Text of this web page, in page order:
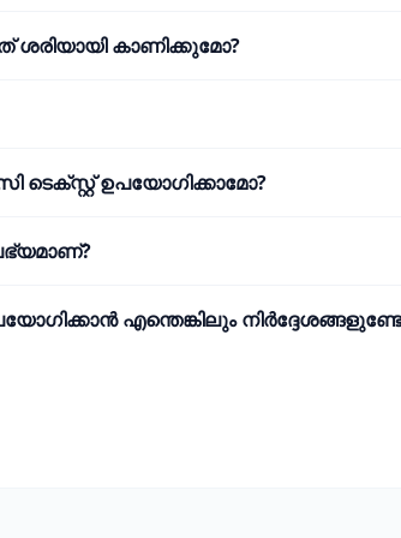
കാണിക്കുമോ?
ടെക്സ്റ്റ് ഉപയോഗിക്കാമോ?
എന്തെങ്കിലും